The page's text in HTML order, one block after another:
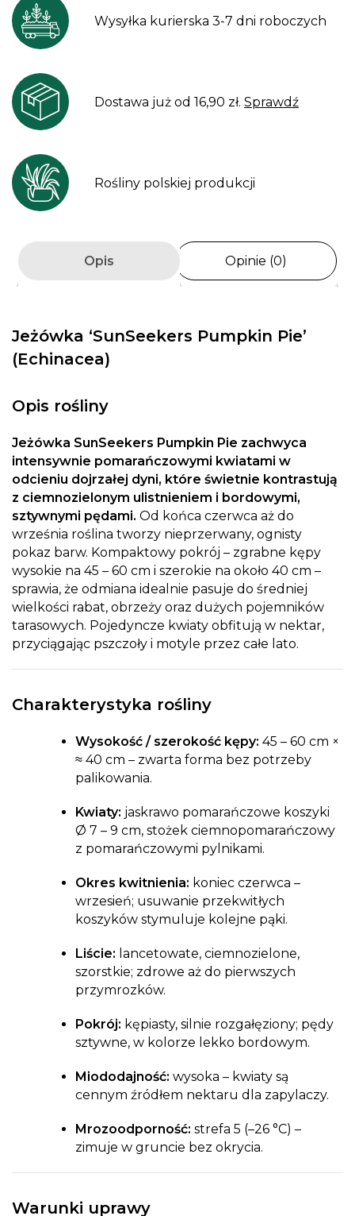
Wysyłka kurierska 3-7 dni roboczych
Dostawa już od 16,90 zł. Sprawdź
Rośliny polskiej produkcji
Opis Opinie (0)
Jeżówka ‘SunSeekers Pumpkin Pie’
(Echinacea)
Opis rośliny
Jeżówka SunSeekers Pumpkin Pie zachwyca
intensywnie pomarańczowymi kwiatami w
odcieniu dojrzałej dyni, które świetnie kontrastują
z ciemnozielonym ulistnieniem i bordowymi,
sztywnymi pędami. Od końca czerwca aż do
września roślina tworzy nieprzerwany, ognisty
pokaz barw. Kompaktowy pokrój – zgrabne kępy
wysokie na 45 – 60 cm i szerokie na około 40 cm –
sprawia, że odmiana idealnie pasuje do średniej
wielkości rabat, obrzeży oraz dużych pojemników
tarasowych. Pojedyncze kwiaty obfitują w nektar,
przyciągając pszczoły i motyle przez całe lato.
Charakterystyka rośliny
Wysokość / szerokość kępy: 45 – 60 cm ×
≈ 40 cm – zwarta forma bez potrzeby
palikowania.
Kwiaty: jaskrawo pomarańczowe koszyki
Ø 7 – 9 cm, stożek ciemnopomarańczowy
z pomarańczowymi pylnikami.
Okres kwitnienia: koniec czerwca –
wrzesień; usuwanie przekwitłych
koszyków stymuluje kolejne pąki.
Liście: lancetowate, ciemnozielone,
szorstkie; zdrowe aż do pierwszych
przymrozków.
Pokrój: kępiasty, silnie rozgałęziony; pędy
sztywne, w kolorze lekko bordowym.
Miododajność: wysoka – kwiaty są
cennym źródłem nektaru dla zapylaczy.
Mrozoodporność: strefa 5 (–26 °C) –
zimuje w gruncie bez okrycia.
Warunki uprawy